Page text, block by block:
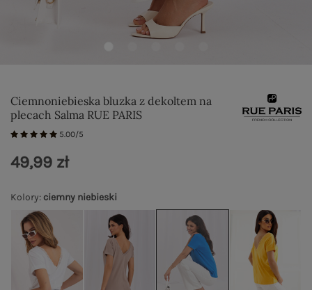
Ciemnoniebieska bluzka z dekoltem na
plecach Salma RUE PARIS
5.00/5
Kolory: ciemny niebieski
49,99 zł